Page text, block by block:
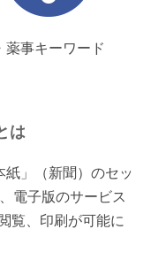
薬事キーワード
は
紙」（新聞）のセッ
電子版のサービス
覧、印刷が可能に